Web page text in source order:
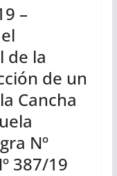
–
de la
de un
Cancha
Nº
387/19